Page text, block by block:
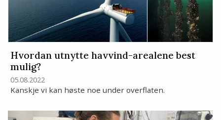
Hvordan utnytte havvind-arealene best
mulig?
05.08.2022
Kanskje vi kan høste noe under overflaten.